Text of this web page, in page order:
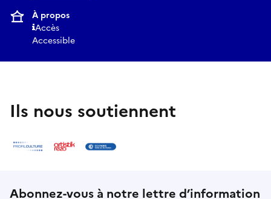
À propos
Accès
Accessible
Ils nous soutiennent
Abonnez-vous à notre lettre d’information